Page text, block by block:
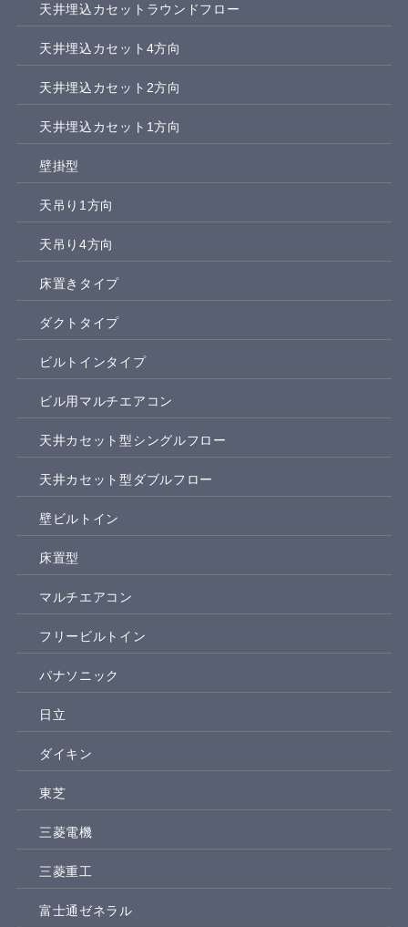
天井埋込カセットラウンドフロー
天井埋込カセット4方向
天井埋込カセット2方向
天井埋込カセット1方向
壁掛型
天吊り1方向
天吊り4方向
床置きタイプ
ダクトタイプ
ビルトインタイプ
ビル用マルチエアコン
天井カセット型シングルフロー
天井カセット型ダブルフロー
壁ビルトイン
床置型
マルチエアコン
フリービルトイン
パナソニック
日立
ダイキン
東芝
三菱電機
三菱重工
富士通ゼネラル